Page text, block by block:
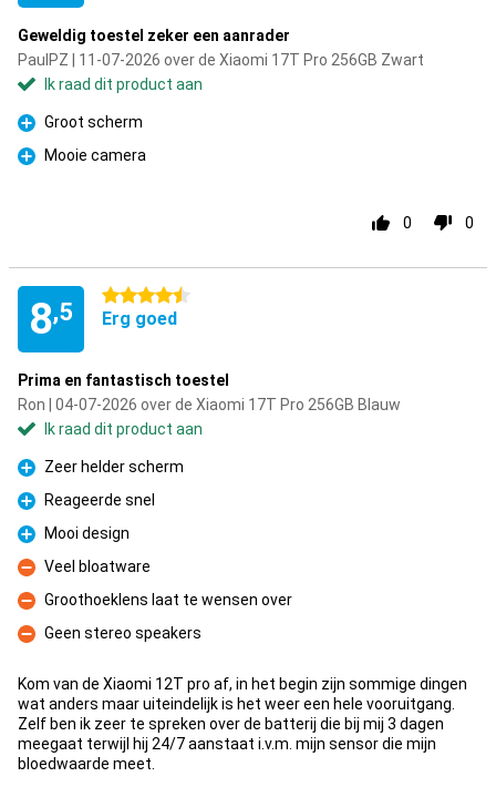
Geweldig toestel zeker een aanrader
PaulPZ | 11-07-2026 over de Xiaomi 17T Pro 256GB Zwart
Ik raad dit product aan
Pluspunt
Groot scherm
Pluspunt
Mooie camera
0 0
8,5
4.5 sterren
Erg goed
Prima en fantastisch toestel
Ron | 04-07-2026 over de Xiaomi 17T Pro 256GB Blauw
Ik raad dit product aan
Pluspunt
Zeer helder scherm
Pluspunt
Reageerde snel
Pluspunt
Mooi design
Minpunt
Veel bloatware
Minpunt
Groothoeklens laat te wensen over
Minpunt
Geen stereo speakers
Kom van de Xiaomi 12T pro af, in het begin zijn sommige dingen
wat anders maar uiteindelijk is het weer een hele vooruitgang.
Zelf ben ik zeer te spreken over de batterij die bij mij 3 dagen
meegaat terwijl hij 24/7 aanstaat i.v.m. mijn sensor die mijn
bloedwaarde meet.